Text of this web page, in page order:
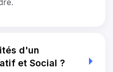
d'un
et Social ?